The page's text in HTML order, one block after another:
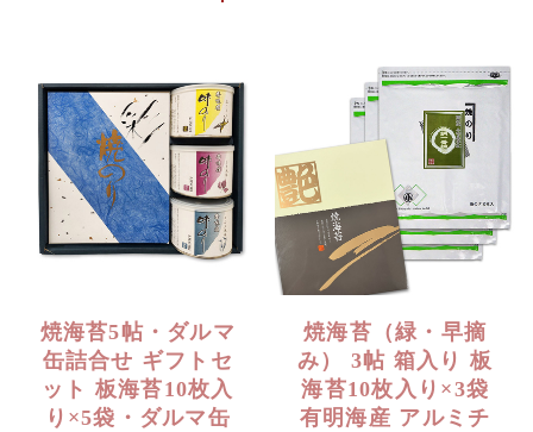
焼海苔5帖・ダルマ
缶詰合せ ギフトセ
ット 板海苔10枚入
り×5袋・ダルマ缶
焼海苔（緑・早摘
み） 3帖 箱入り 板
海苔10枚入り×3袋
有明海産 アルミチ